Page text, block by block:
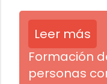
Leer más
Formación
personas